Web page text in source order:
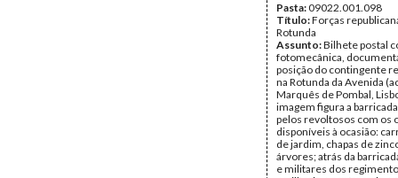
Pasta:09022.001.098
Título:Forças
Rotunda
Assunto:Bilhete postal
fotomecânica,
posição do contingente
na Rotunda da Avenida
Marquês de Pombal,
imagem figura a
pelos revoltosos com os
disponíveis à ocasião:
de jardim, chapas de
árvores; atrás da
e militares dos